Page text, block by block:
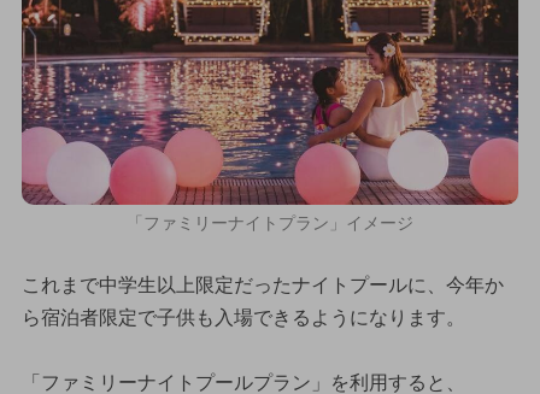
「ファミリーナイトプラン」イメージ
これまで中学生以上限定だったナイトプールに、今年か
ら宿泊者限定で子供も入場できるようになります。
「ファミリーナイトプールプラン」を利用すると、